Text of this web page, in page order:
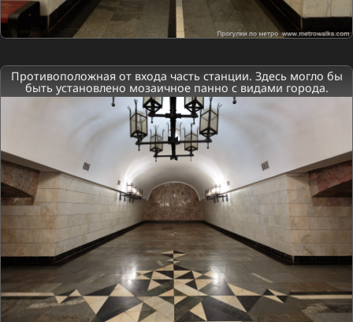
Противоположная от входа часть станции. Здесь могло бы
быть установлено мозаичное панно с видами города.